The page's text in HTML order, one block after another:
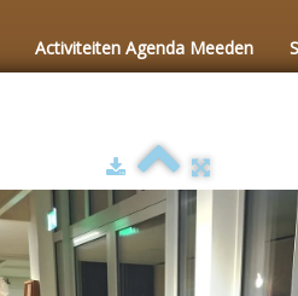
Activiteiten Agenda Meeden